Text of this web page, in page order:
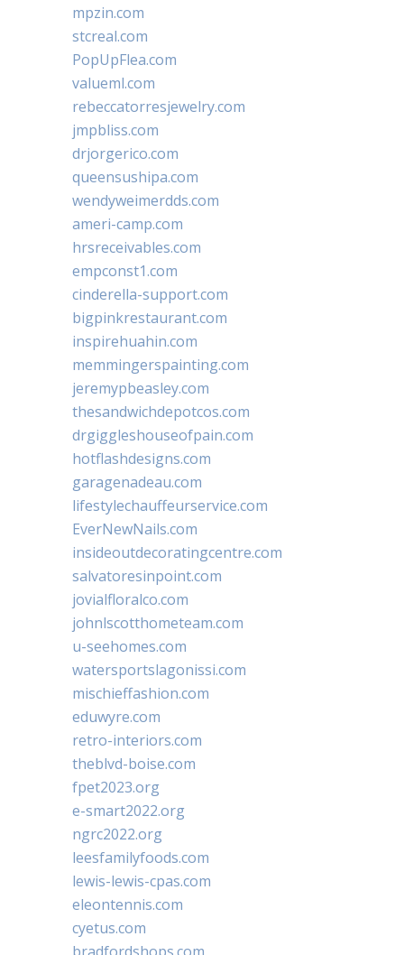
mpzin.com
stcreal.com
PopUpFlea.com
valueml.com
rebeccatorresjewelry.com
jmpbliss.com
drjorgerico.com
queensushipa.com
wendyweimerdds.com
ameri-camp.com
hrsreceivables.com
empconst1.com
cinderella-support.com
bigpinkrestaurant.com
inspirehuahin.com
memmingerspainting.com
jeremypbeasley.com
thesandwichdepotcos.com
drgiggleshouseofpain.com
hotflashdesigns.com
garagenadeau.com
lifestylechauffeurservice.com
EverNewNails.com
insideoutdecoratingcentre.com
salvatoresinpoint.com
jovialfloralco.com
johnlscotthometeam.com
u-seehomes.com
watersportslagonissi.com
mischieffashion.com
eduwyre.com
retro-interiors.com
theblvd-boise.com
fpet2023.org
e-smart2022.org
ngrc2022.org
leesfamilyfoods.com
lewis-lewis-cpas.com
eleontennis.com
cyetus.com